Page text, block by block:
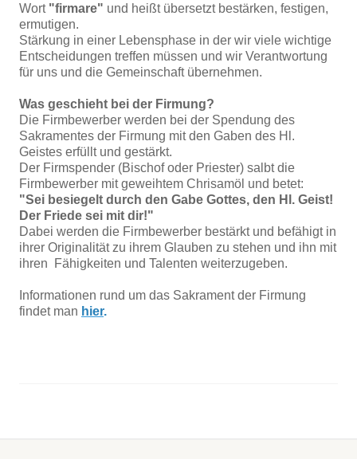
Wort "firmare" und heißt übersetzt bestärken, festigen,
ermutigen.
Stärkung in einer Lebensphase in der wir viele wichtige
Entscheidungen treffen müssen und wir Verantwortung
für uns und die Gemeinschaft übernehmen.
Was geschieht bei der Firmung?
Die Firmbewerber werden bei der Spendung des
Sakramentes der Firmung mit den Gaben des Hl.
Geistes erfüllt und gestärkt.
Der Firmspender (Bischof oder Priester) salbt die
Firmbewerber mit geweihtem Chrisamöl und betet:
"Sei besiegelt durch den Gabe Gottes, den Hl. Geist!
Der Friede sei mit dir!"
Dabei werden die Firmbewerber bestärkt und befähigt in
ihrer Originalität zu ihrem Glauben zu stehen und ihn mit
ihren Fähigkeiten und Talenten weiterzugeben.
Informationen rund um das Sakrament der Firmung
findet man hier.